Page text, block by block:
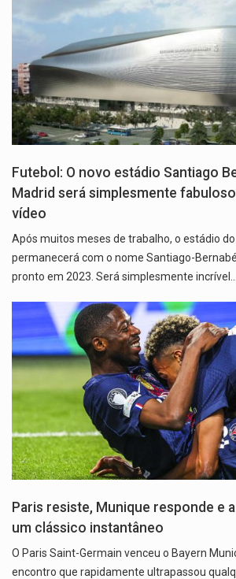
Futebol: O novo estádio Santiago
Madrid será simplesmente
vídeo
Após muitos meses de trabalho, o estádio
permanecerá com o nome Santiago-
pronto em 2023. Será simplesmente incrível.…
Paris resiste, Munique responde e
um clássico instantâneo
O Paris Saint-Germain venceu o Bayern
encontro que rapidamente ultrapassou